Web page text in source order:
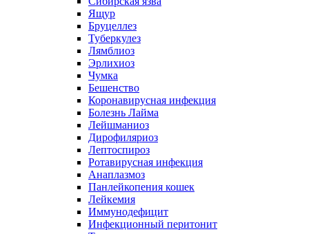
Ящур
Бруцеллез
Туберкулез
Лямблиоз
Эрлихиоз
Чумка
Бешенство
Коронавирусная инфекция
Болезнь Лайма
Лейшманиоз
Дирофиляриоз
Лептоспироз
Ротавирусная инфекция
Анаплазмоз
Панлейкопения кошек
Лейкемия
Иммунодефицит
Инфекционный перитонит